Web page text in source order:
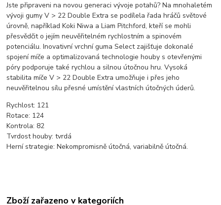
Jste připraveni na novou generaci vývoje potahů? Na mnohaletém
vývoji gumy V > 22 Double Extra se podílela řada hráčů světové
úrovně, například Koki Niwa a Liam Pitchford, kteří se mohli
přesvědčit o jejím neuvěřitelném rychlostním a spinovém
potenciálu. Inovativní vrchní guma Select zajišťuje dokonalé
spojení míče a optimalizovaná technologie houby s otevřenými
póry podporuje také rychlou a silnou útočnou hru. Vysoká
stabilita míče V > 22 Double Extra umožňuje i přes jeho
neuvěřitelnou sílu přesné umístění vlastních útočných úderů.
Rychlost: 121
Rotace: 124
Kontrola: 82
Tvrdost houby: tvrdá
Herní strategie: Nekompromisně útočná, variabilně útočná.
Zboží zařazeno v kategoriích